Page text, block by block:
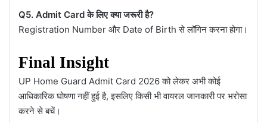
Q5. Admit Card के लिए क्या जरूरी है?
Registration Number और Date of Birth से लॉगिन करना होगा।
Final Insight
UP Home Guard Admit Card 2026 को लेकर अभी कोई
आधिकारिक घोषणा नहीं हुई है, इसलिए किसी भी वायरल जानकारी पर भरोसा
करने से बचें।